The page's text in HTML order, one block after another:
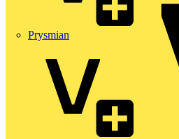
Prysmian